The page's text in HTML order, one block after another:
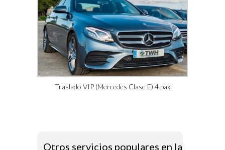
Traslado VIP (Mercedes Clase E) 4 pax
Otros servicios populares en la